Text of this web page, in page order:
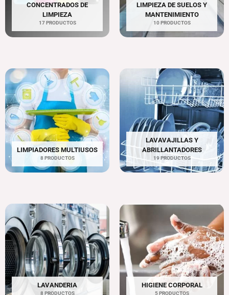
CONCENTRADOS DE
LIMPIEZA
17 PRODUCTOS
LIMPIEZA DE SUELOS Y
MANTENIMIENTO
10 PRODUCTOS
LIMPIADORES MULTIUSOS
8 PRODUCTOS
LAVAVAJILLAS Y
ABRILLANTADORES
19 PRODUCTOS
LAVANDERIA
8 PRODUCTOS
HIGIENE CORPORAL
5 PRODUCTOS